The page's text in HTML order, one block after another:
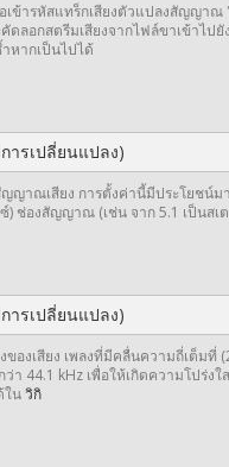
ข้ารหัสแทร็กเสียงตัวแปลงสัญญาณ
ดลอกสตรีมเสียงจากไฟล์ขาเข้าไป
หากเป็นไปได้
ารเปลี่ยนแปลง)
ญาณเสียง การตั้งค่านี้มีประโยชน์ม
ช่องสัญญาณ (เช่น จาก 5.1 เป็นสเต
ารเปลี่ยนแปลง)
องเสียง เพลงที่มีคลื่นความถี่เต็มที่
า 44.1 kHz เพื่อให้เกิดความโปร่งใ
ในวิกิ